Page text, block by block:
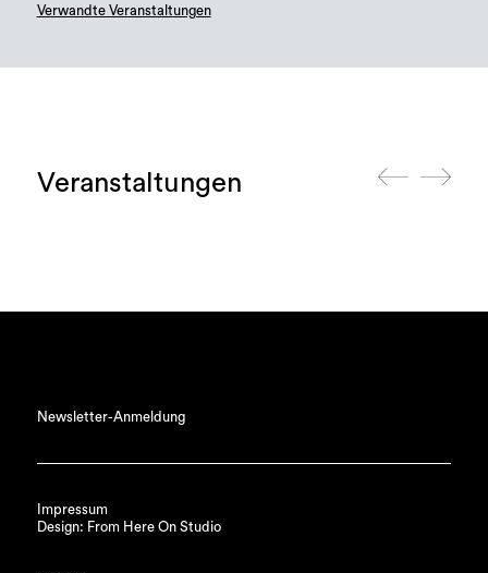
Verwandte Veranstaltungen
Veranstaltungen
Newsletter-Anmeldung
Impressum
Design: From Here On Studio